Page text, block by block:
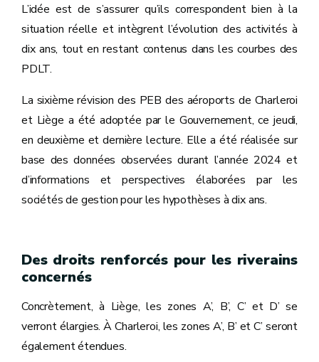
L’idée est de s’assurer qu’ils correspondent bien à la
situation réelle et intègrent l’évolution des activités à
dix ans, tout en restant contenus dans les courbes des
PDLT.
La sixième révision des PEB des aéroports de Charleroi
et Liège a été adoptée par le Gouvernement, ce jeudi,
en deuxième et dernière lecture. Elle a été réalisée sur
base des données observées durant l’année 2024 et
d’informations et perspectives élaborées par les
sociétés de gestion pour les hypothèses à dix ans.
Des droits renforcés pour les riverains
concernés
Concrètement, à Liège, les zones A’, B’, C’ et D’ se
verront élargies. À Charleroi, les zones A’, B’ et C’ seront
également étendues.